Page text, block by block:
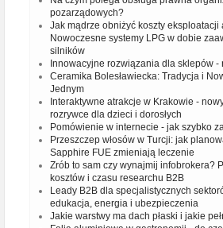
pozarządowych?
Jak mądrze obniżyć koszty eksploatacji
Nowoczesne systemy LPG w dobie
silników
Innowacyjne rozwiązania dla sklepów -
Ceramika Bolesławiecka: Tradycja i
Jednym
Interaktywne atrakcje w Krakowie -
rozrywce dla dzieci i dorosłych
Pomówienie w internecie - jak szybko
Przeszczep włosów w Turcji: jak
Sapphire FUE zmieniają leczenie
Zrób to sam czy wynajmij infobrokera?
kosztów i czasu researchu B2B
Leady B2B dla specjalistycznych
edukacja, energia i ubezpieczenia
Jakie warstwy ma dach płaski i jakie